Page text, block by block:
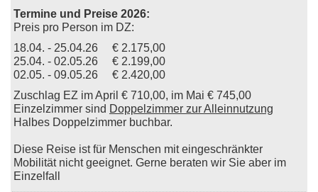
Termine und Preise 2026:
Preis pro Person im DZ:
18.04. - 25.04.26 € 2.175,00
25.04. - 02.05.26 € 2.199,00
02.05. - 09.05.26 € 2.420,00
Zuschlag EZ im April € 710,00, im Mai € 745,00
Einzelzimmer sind Doppelzimmer zur Alleinnutzung
Halbes Doppelzimmer buchbar.
Diese Reise ist für Menschen mit eingeschränkter
Mobilität nicht geeignet. Gerne beraten wir Sie aber im
Einzelfall